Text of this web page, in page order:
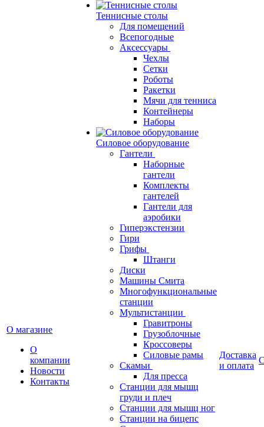
О магазине
О
компании
Новости
Контакты
Теннисные столы
Для помещений
Всепогодные
Аксессуары
Чехлы
Сетки
Роботы
Ракетки
Мячи для тенниса
Контейнеры
Наборы
Силовое оборудование
Гантели
Наборные
гантели
Комплекты
гантелей
Гантели для
аэробики
Гиперэкстензии
Гири
Грифы
Штанги
Диски
Машины Смита
Многофункциональные
станции
Мультистанции
Гравитроны
Грузоблочные
Кроссоверы
Силовые рамы
Скамьи
Для пресса
Станции для мышц
груди и плеч
Станции для мышц ног
Станции на бицепс
Доставка
и оплата